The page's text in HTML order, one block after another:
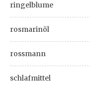
ringelblume
rosmarinöl
rossmann
schlafmittel